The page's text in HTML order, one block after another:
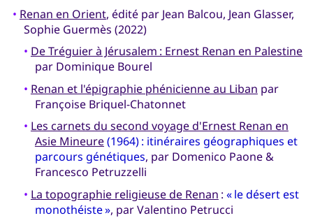
• Renan en Orient, édité par Jean Balcou, Jean Glasser,
Sophie Guermès (2022)
• De Tréguier à Jérusalem : Ernest Renan en Palestine
par Dominique Bourel
• Renan et l'épigraphie phénicienne au Liban par
Françoise Briquel-Chatonnet
• Les carnets du second voyage d'Ernest Renan en
Asie Mineure(1964) : itinéraires géographiques et
parcours génétiques, par Domenico Paone &
Francesco Petruzzelli
• La topographie religieuse de Renan : « le désert est
monothéiste », par Valentino Petrucci